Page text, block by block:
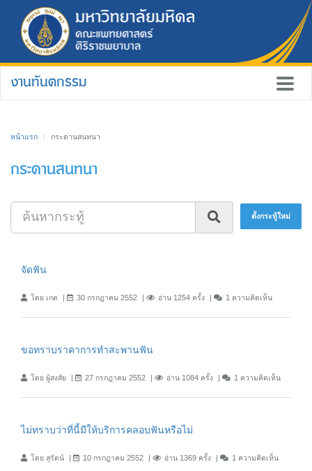
งานทันตกรรม
หน้าแรก กระดานสนทนา
กระดานสนทนา
ตั้งกระทู้ใหม่
จัดฟัน
โดย เกด 30 กรกฎาคม 2552 อ่าน 1254 ครั้ง 1 ความคิดเห็น
ขอทราบราคาการทำสะพานฟัน
โดย ผู้สงสัย 27 กรกฎาคม 2552 อ่าน 1084 ครั้ง 1 ความคิดเห็น
ไม่ทราบว่าที่นี้มีให้บริการคลอบฟันหรือไม่
โดย สุรัตน์ 10 กรกฎาคม 2552 อ่าน 1369 ครั้ง 1 ความคิดเห็น